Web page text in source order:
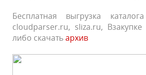
Бесплатная выгрузка
cloudparser.ru, sliza.ru,
либо скачатьархив